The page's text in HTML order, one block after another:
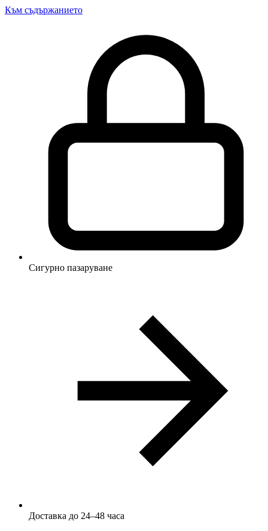
Към съдържанието
Сигурно пазаруване
Доставка до 24–48 часа